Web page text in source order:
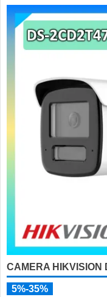
CAMERA HIKVISION
5%-35%